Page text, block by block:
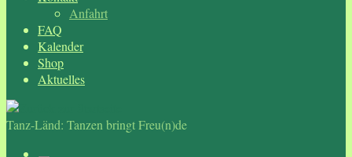
Anfahrt
FAQ
Kalender
Shop
Aktuelles
Tanz-Länd: Tanzen bringt Freu(n)de